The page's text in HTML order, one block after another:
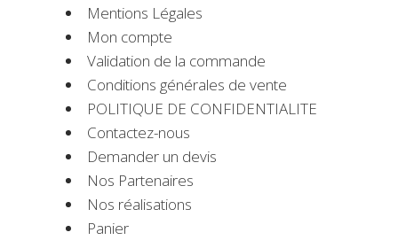
Mentions Légales
Mon compte
Validation de la commande
Conditions générales de vente
POLITIQUE DE CONFIDENTIALITE
Contactez-nous
Demander un devis
Nos Partenaires
Nos réalisations
Panier